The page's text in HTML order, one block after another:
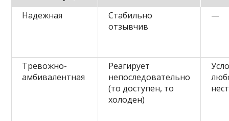
Надежная
Стабильно
отзывчив
—
Тревожно-
амбивалентная
Реагирует
непоследовательно
(то доступен, то
холоден)